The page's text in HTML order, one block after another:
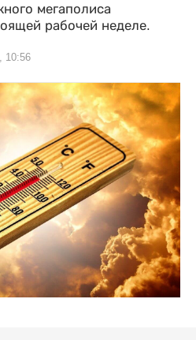
мегаполиса
рабочей неделе.
10:56